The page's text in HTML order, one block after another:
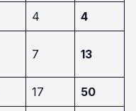
4 4
7 13
17 50